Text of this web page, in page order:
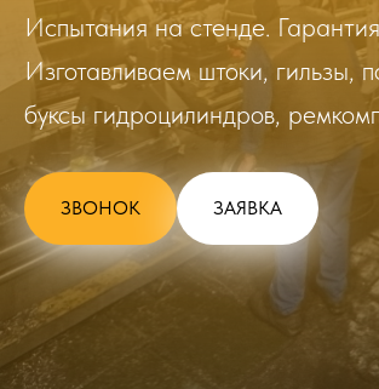
Испытания на стенде.
Изготавливаем штоки, гильзы,
буксы гидроцилиндров,
ЗВОНОК ЗАЯВКА